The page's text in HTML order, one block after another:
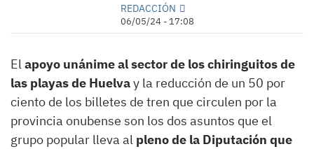
REDACCIÓN
06/05/24 - 17:08
Elapoyo unánime al sector de los chiringuitos de
las playas de Huelvay la reducción de un 50 por
ciento de los billetes de tren que circulen por la
provincia onubense son los dos asuntos que el
grupo popular lleva al pleno de la Diputación que